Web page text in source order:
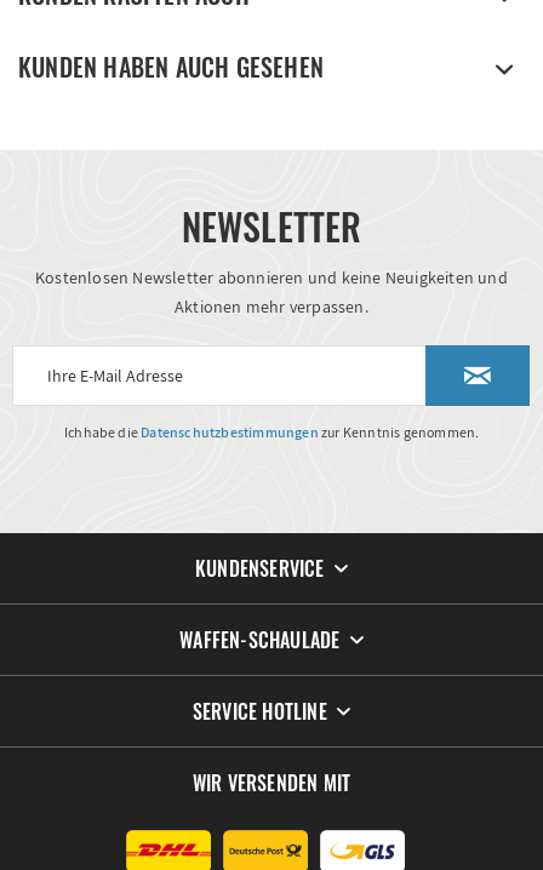
KUNDEN HABEN AUCH GESEHEN
NEWSLETTER
Kostenlosen Newsletter abonnieren und keine Neuigkeiten und
Aktionen mehr verpassen.
Ich habe die Datenschutzbestimmungen zur Kenntnis genommen.
KUNDENSERVICE
WAFFEN-SCHAULADE
SERVICE HOTLINE
WIR VERSENDEN MIT